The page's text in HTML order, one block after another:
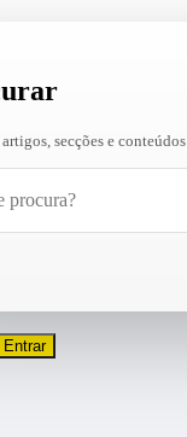
secções e conteúdos
Entrar